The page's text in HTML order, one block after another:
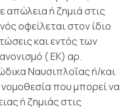
ή ζημιά στις
οφείλεται στον ίδιο
και εντός των
( ΕΚ) αρ.
Ναυσιπλοΐας ή/και
νομοθεσία που μπορεί να
ή ζημιάς στις